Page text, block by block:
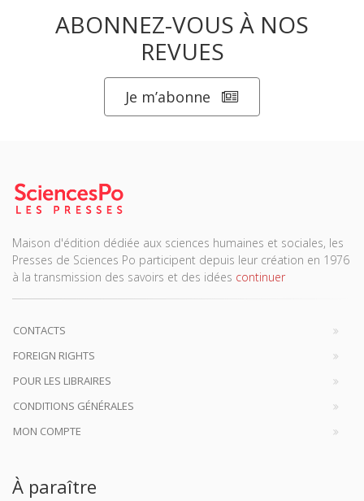
ABONNEZ-VOUS À NOS
REVUES
Je m’abonne
Maison d'édition dédiée aux sciences humaines et sociales, les
Presses de Sciences Po participent depuis leur création en 1976
à la transmission des savoirs et des idées continuer
CONTACTS
FOREIGN RIGHTS
POUR LES LIBRAIRES
CONDITIONS GÉNÉRALES
MON COMPTE
À paraître